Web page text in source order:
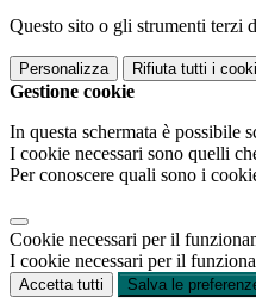
Questo sito o gli strumenti terzi
Personalizza Rifiuta tutti i
Gestione cookie
In questa schermata è possibile
I cookie necessari sono quelli
Per conoscere quali sono i
Cookie necessari per il
I cookie necessari per il
Accetta tutti Salva le